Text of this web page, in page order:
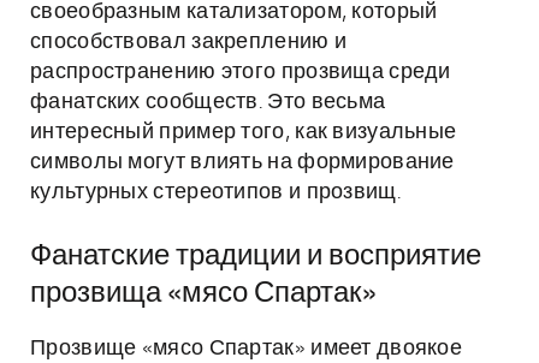
своеобразным катализатором, который
способствовал закреплению и
распространению этого прозвища среди
фанатских сообществ. Это весьма
интересный пример того, как визуальные
символы могут влиять на формирование
культурных стереотипов и прозвищ.
Фанатские традиции и восприятие
прозвища «мясо Спартак»
Прозвище «мясо Спартак» имеет двоякое